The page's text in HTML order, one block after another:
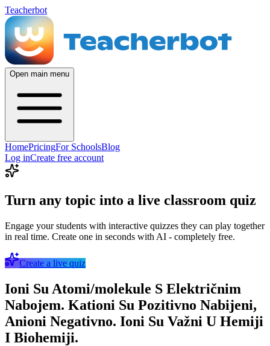
Teacherbot
Open main menu
HomePricingFor SchoolsBlog
Log inCreate free account
Turn any topic into a live classroom quiz
Engage your students with interactive quizzes they can play together
in real time. Create one in seconds with AI - completely free.
Create a live quiz
Ioni Su Atomi/molekule S Električnim
Nabojem. Kationi Su Pozitivno Nabijeni,
Anioni Negativno. Ioni Su Važni U Hemiji
I Biohemiji.